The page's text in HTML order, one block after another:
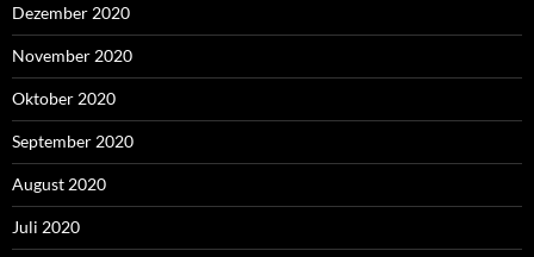
Dezember 2020
November 2020
Oktober 2020
September 2020
August 2020
Juli 2020